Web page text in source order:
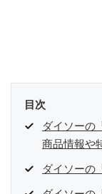
目次
ダイソーの
商品情報や
ダイソーの